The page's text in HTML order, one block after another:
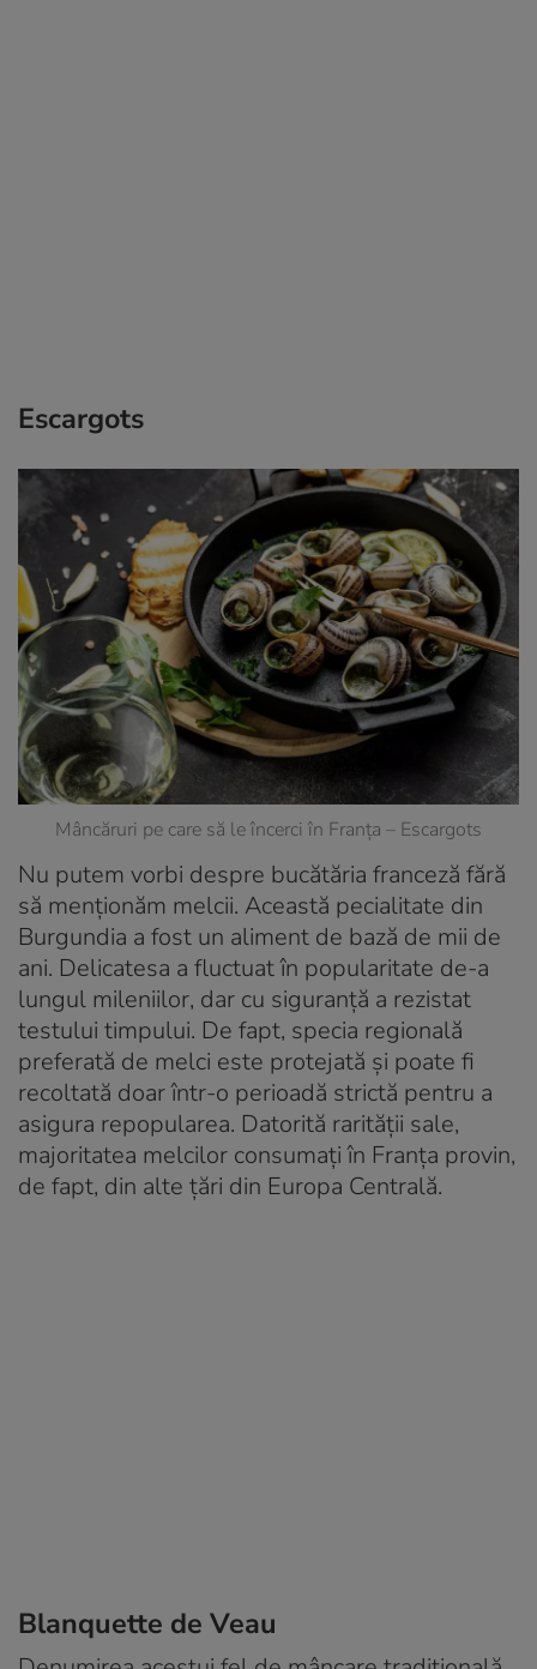
Escargots
Mâncăruri pe care să le încerci în Franța – Escargots
Nu putem vorbi despre bucătăria franceză fără
să menționăm melcii. Această pecialitate din
Burgundia a fost un aliment de bază de mii de
ani. Delicatesa a fluctuat în popularitate de-a
lungul mileniilor, dar cu siguranță a rezistat
testului timpului. De fapt, specia regională
preferată de melci este protejată și poate fi
recoltată doar într-o perioadă strictă pentru a
asigura repopularea. Datorită rarității sale,
majoritatea melcilor consumați în Franța provin,
de fapt, din alte țări din Europa Centrală.
Blanquette de Veau